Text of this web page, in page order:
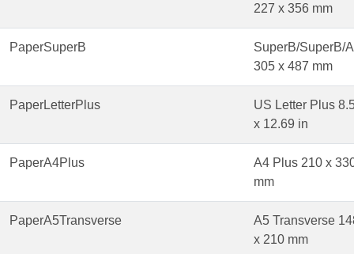
227 x 356 mm
PaperSuperB
SuperB/SuperB/
305 x 487 mm
PaperLetterPlus
US Letter Plus
x 12.69 in
PaperA4Plus
A4 Plus 210 x
mm
PaperA5Transverse
A5 Transverse
x 210 mm